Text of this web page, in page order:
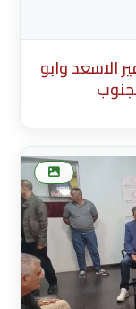
الاسعد وابو
listings